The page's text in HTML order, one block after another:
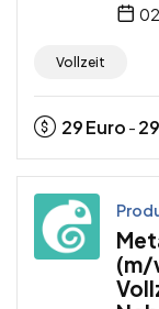
Vollzeit
29Euro - 29
(m/